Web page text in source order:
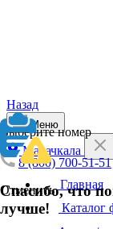
Назад
Выберите номер
8 (800) 700-51-51
Отменить
Спасибо, что
лучше!
Меню
Махачкала
Главная
Каталог